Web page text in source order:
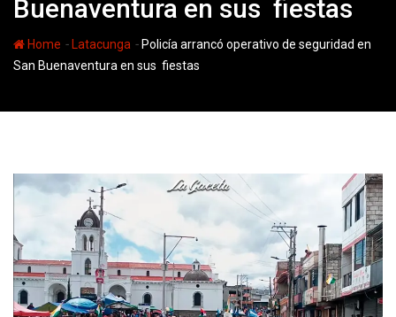
Buenaventura en sus fiestas
Home - Latacunga - Policía arrancó operativo de seguridad en
San Buenaventura en sus fiestas